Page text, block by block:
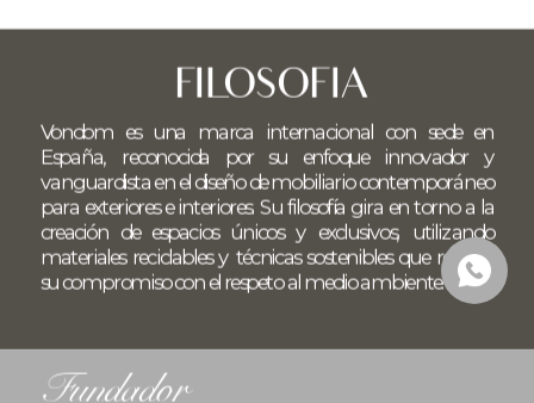
FILOSOFIA
Vondom es una marca internacional con sede en
España, reconocida por su enfoque innovador y
vanguardista en el diseño de mobiliario contemporáneo
para exteriores e interiores. Su filosofía gira en torno a la
creación de espacios únicos y exclusivos, utilizando
materiales reciclables y técnicas sostenibles que reflejan
su compromiso con el respeto al medio ambiente.
Fundador